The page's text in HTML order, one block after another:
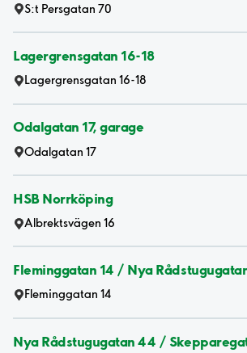
S:t Persgatan 70
Lagergrensgatan 16-18
Lagergrensgatan 16-18
Odalgatan 17, garage
Odalgatan 17
HSB Norrköping
Albrektsvägen 16
Fleminggatan 14 / Nya
Fleminggatan 14
Nya Rådstugugatan 44 /